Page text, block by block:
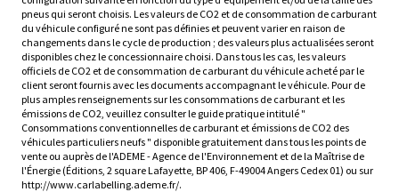
pneus qui seront choisis. Les valeurs de CO2 et de consommation de carburant
du véhicule configuré ne sont pas définies et peuvent varier en raison de
changements dans le cycle de production ; des valeurs plus actualisées seront
disponibles chez le concessionnaire choisi. Dans tous les cas, les valeurs
officiels de CO2 et de consommation de carburant du véhicule acheté par le
client seront fournis avec les documents accompagnant le véhicule. Pour de
plus amples renseignements sur les consommations de carburant et les
émissions de CO2, veuillez consulter le guide pratique intitulé "
Consommations conventionnelles de carburant et émissions de CO2 des
véhicules particuliers neufs " disponible gratuitement dans tous les points de
vente ou auprès de l'ADEME - Agence de l'Environnement et de la Maîtrise de
l'Énergie (Éditions, 2 square Lafayette, BP 406, F-49004 Angers Cedex 01) ou sur
http://www.carlabelling.ademe.fr/.